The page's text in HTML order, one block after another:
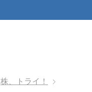
株、トライ！